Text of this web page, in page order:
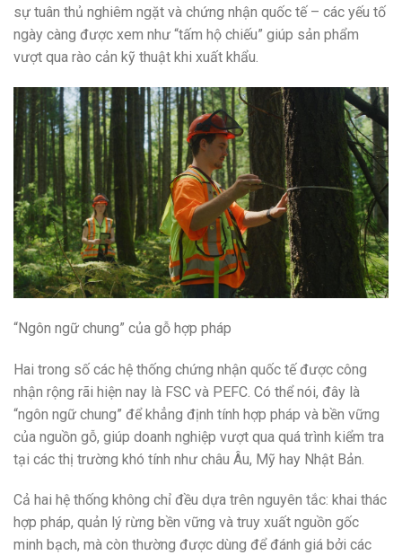
sự tuân thủ nghiêm ngặt và chứng nhận quốc tế – các yếu tố
ngày càng được xem như “tấm hộ chiếu” giúp sản phẩm
vượt qua rào cản kỹ thuật khi xuất khẩu.
“Ngôn ngữ chung” của gỗ hợp pháp
Hai trong số các hệ thống chứng nhận quốc tế được công
nhận rộng rãi hiện nay là FSC và PEFC. Có thể nói, đây là
“ngôn ngữ chung” để khẳng định tính hợp pháp và bền vững
của nguồn gỗ, giúp doanh nghiệp vượt qua quá trình kiểm tra
tại các thị trường khó tính như châu Âu, Mỹ hay Nhật Bản.
Cả hai hệ thống không chỉ đều dựa trên nguyên tắc: khai thác
hợp pháp, quản lý rừng bền vững và truy xuất nguồn gốc
minh bạch, mà còn thường được dùng để đánh giá bởi các